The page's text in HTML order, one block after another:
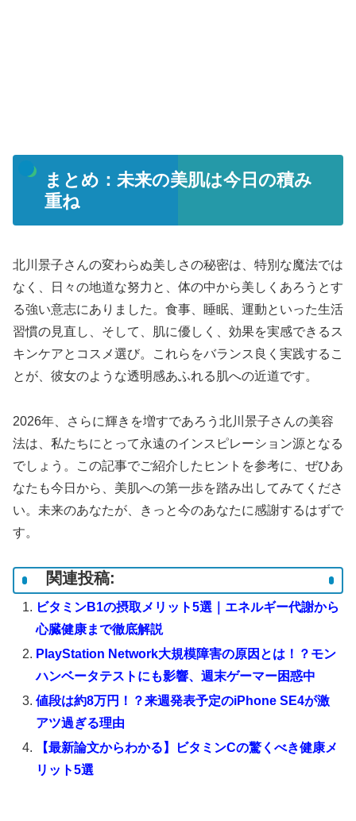
まとめ：未来の美肌は今日の積み
重ね
北川景子さんの変わらぬ美しさの秘密は、特別な魔法では
なく、日々の地道な努力と、体の中から美しくあろうとす
る強い意志にありました。食事、睡眠、運動といった生活
習慣の見直し、そして、肌に優しく、効果を実感できるス
キンケアとコスメ選び。これらをバランス良く実践するこ
とが、彼女のような透明感あふれる肌への近道です。
2026年、さらに輝きを増すであろう北川景子さんの美容
法は、私たちにとって永遠のインスピレーション源となる
でしょう。この記事でご紹介したヒントを参考に、ぜひあ
なたも今日から、美肌への第一歩を踏み出してみてくださ
い。未来のあなたが、きっと今のあなたに感謝するはずで
す。
関連投稿:
ビタミンB1の摂取メリット5選｜エネルギー代謝から
心臓健康まで徹底解説
PlayStation Network大規模障害の原因とは！？モン
ハンベータテストにも影響、週末ゲーマー困惑中
値段は約8万円！？来週発表予定のiPhone SE4が激
アツ過ぎる理由
【最新論文からわかる】ビタミンCの驚くべき健康メ
リット5選